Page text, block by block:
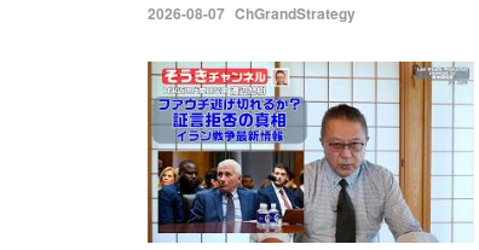
2026-08-07 ChGrandStrategy